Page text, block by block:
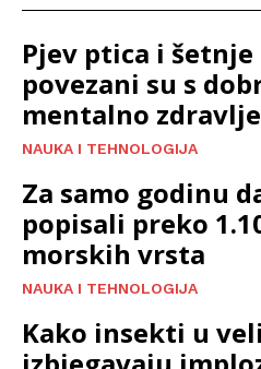
Pjev ptica i šetnje
povezani su s
mentalno zdravlje
NAUKA I TEHNOLOGIJA
Za samo godinu
popisali preko
morskih vrsta
NAUKA I TEHNOLOGIJA
Kako insekti u